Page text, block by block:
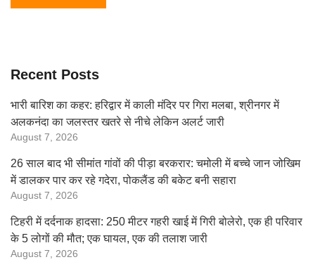
Recent Posts
भारी बारिश का कहर: हरिद्वार में काली मंदिर पर गिरा मलबा, श्रीनगर में
अलकनंदा का जलस्तर खतरे से नीचे लेकिन अलर्ट जारी
August 7, 2026
26 साल बाद भी सीमांत गांवों की पीड़ा बरकरार: चमोली में बच्चे जान जोखिम
में डालकर पार कर रहे गदेरा, पोकलैंड की बकेट बनी सहारा
August 7, 2026
टिहरी में दर्दनाक हादसा: 250 मीटर गहरी खाई में गिरी बोलेरो, एक ही परिवार
के 5 लोगों की मौत; एक घायल, एक की तलाश जारी
August 7, 2026